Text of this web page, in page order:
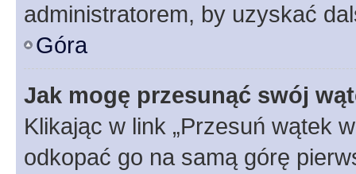
administratorem, by uzyskać
Góra
Jak mogę przesunąć swój
Klikając w link „Przesuń wątek
odkopać go na samą górę